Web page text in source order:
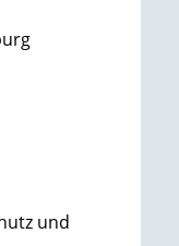
und